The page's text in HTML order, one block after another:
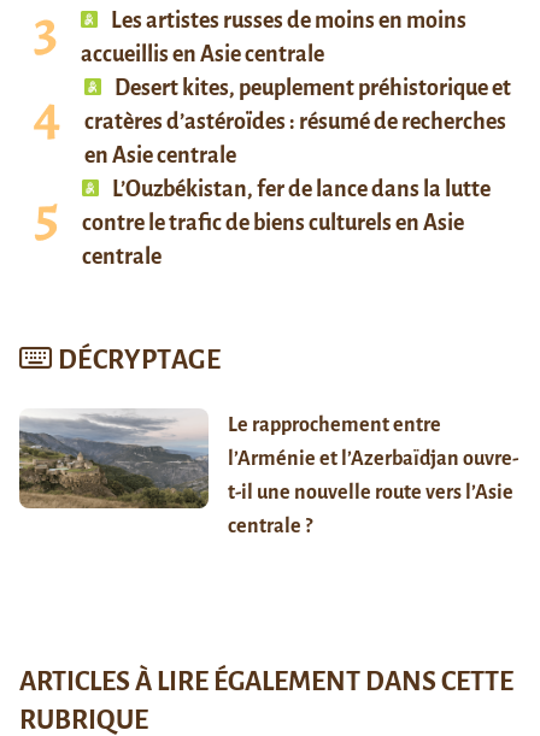
Les artistes russes de moins en moins
accueillis en Asie centrale
Desert kites, peuplement préhistorique et
cratères d’astéroïdes : résumé de recherches
en Asie centrale
L’Ouzbékistan, fer de lance dans la lutte
contre le trafic de biens culturels en Asie
centrale
DÉCRYPTAGE
Le rapprochement entre
l’Arménie et l’Azerbaïdjan ouvre-
t-il une nouvelle route vers l’Asie
centrale ?
ARTICLES À LIRE ÉGALEMENT DANS CETTE
RUBRIQUE